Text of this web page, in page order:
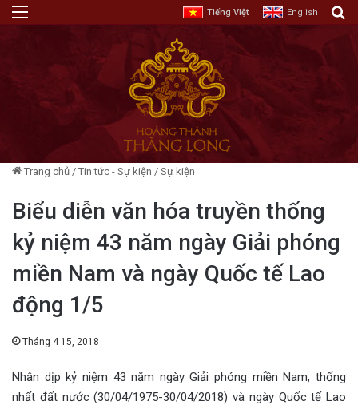
Tiếng Việt English
Trang chủ / Tin tức - Sự kiện / Sự kiện
Biểu diễn văn hóa truyền thống
kỷ niệm 43 năm ngày Giải phóng
miền Nam và ngày Quốc tế Lao
động 1/5
Tháng 4 15, 2018
Nhân dịp kỷ niệm 43 năm ngày Giải phóng miền Nam, thống
nhất đất nước (30/04/1975-30/04/2018) và ngày Quốc tế Lao